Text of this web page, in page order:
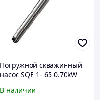
Погружной скважинный
насос SQE 1- 65 0.70kW
В наличии